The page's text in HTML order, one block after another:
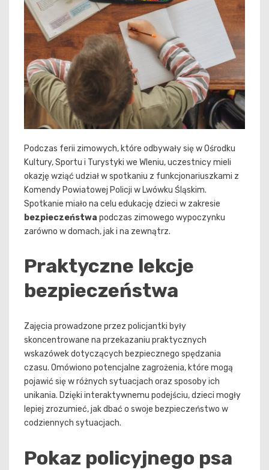
Podczas ferii zimowych, które odbywały się w Ośrodku
Kultury, Sportu i Turystyki we Wleniu, uczestnicy mieli
okazję wziąć udział w spotkaniu z funkcjonariuszkami z
Komendy Powiatowej Policji w Lwówku Śląskim.
Spotkanie miało na celu edukację dzieci w zakresie
bezpieczeństwa podczas zimowego wypoczynku
zarówno w domach, jak i na zewnątrz.
Praktyczne lekcje
bezpieczeństwa
Zajęcia prowadzone przez policjantki były
skoncentrowane na przekazaniu praktycznych
wskazówek dotyczących bezpiecznego spędzania
czasu. Omówiono potencjalne zagrożenia, które mogą
pojawić się w różnych sytuacjach oraz sposoby ich
unikania. Dzięki interaktywnemu podejściu, dzieci mogły
lepiej zrozumieć, jak dbać o swoje bezpieczeństwo w
codziennych sytuacjach.
Pokaz policyjnego psa